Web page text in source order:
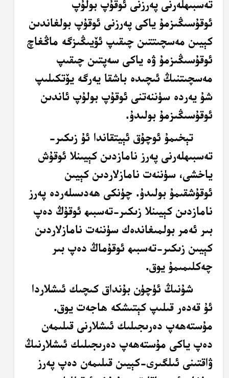
تەسبىھلەرنى پەرزنى ئوقۇپ بولۇپ
ئوقۇسىڭىزمۇ ياكى پەرزنى ئوقۇپ بولغاندىن
كېيىن مەسچىتتىن چىقىپ ئۆيىڭىزگە ماڭغاچ
ئوقۇسىڭىزمۇ ۋە ياكى سەپتىن چىقىپ
مەسچىتنىڭ ئىچىدە باشقا يەرگە يۆتكىلىپ
شۇ يەردە سۈننەتنى ئوقۇپ بولۇپ ئاندىن
ئوقۇسىڭىزمۇ بولىدۇ.
تېخىمۇ ئوچۇق ئېيتقاندا ئۇ زىكىر-
تەسبىھلەرنى پەرز نامازدىن كېيىنلا ئوقۇش
ياخشى، سۈننەت نامازلاردىن كېيىن
ئوقۇشقىمۇ بولىدۇ. چۈنكى ھەدىسلەردە پەرز
نامازدىن كېيىنلا زىكىر-تەسبىھ ئوقۇڭ دەپ
بىر ئەمر بولمىغاندەك سۈننەت نامازلاردىن
كېيىن زىكىر-تەسبىھ ئوقۇماڭ دەپ بىر
چەكلىمىمۇ يوق.
شۇنىڭ ئۈچۈن بۇنداق كىچىك ئىشلاردا
ئۇ قەدەر قىلىپ كېتىشكە ھاجەت يوق.
مۇستەھەپ دەرىجىلىك ئىشلارنى قىلىمەن
دەپ ياكى مۇستەھەپ دەرىجىلىك ئىشلارنىڭ
ۋاقتىنى ئىلگىرى-كېيىن قىلىمەن دەپ پەرز